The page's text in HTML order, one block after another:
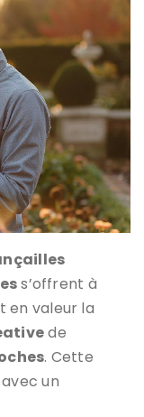
s’offrent à
en valeur la
de
. Cette
un